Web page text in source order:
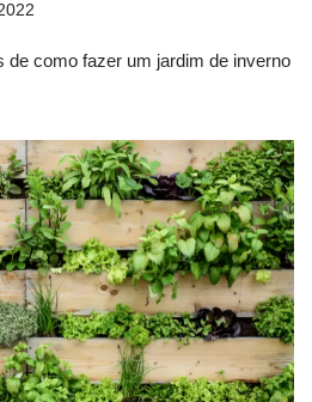
de como fazer um jardim de inverno